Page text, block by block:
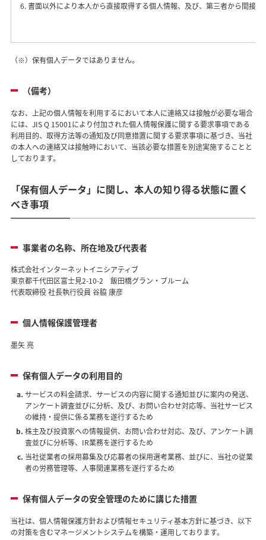
6. 書面以外により本人から直接取得する個人情報、及び、第三者から間接
（※）保有個人データではありません。
（備考）
なお、上記の個人情報を利用するにおいて本人に連絡又は接触が必要な場合
には、JIS Q 15001により付加された個人情報保護に関する要求事項である
利用目的、取得方法等の通知及び同意措置に関する要求事項に基づき、当社
の本人への連絡又は接触時において、当該必要な措置を別途実施することと
しております。
「保有個人データ」に関し、本人の知り得る状態に置く
べき事項
事業者の名称、所在地及び代表者
株式会社インターネットイニシアティブ
東京都千代田区富士見2-10-2 飯田橋グラン・ブルーム
代表取締役 社長執行役員 谷脇 康彦
個人情報保護管理者
墨矢 亮
保有個人データの利用目的
サービスの料金請求、サービスの内容に関する通知並びに案内の発送、
アンケート調査並びに分析、及び、お問い合わせ対応等、当社サービス
の維持・提供に係る業務を遂行するため
株主及び投資家への情報提供、お問い合わせ対応、及び、アンケート調
査並びに分析等、IR業務を遂行するため
当社従業者の採用募集及び応募者の採用選考業務、並びに、当社の従業
者の労務管理等、人事関連業務を遂行するため
保有個人データの安全管理のために講じた措置
当社は、個人情報保護方針および情報セキュリティ基本方針に基づき、以下
の対策を含むマネージメントシステムを構築・運用しております。